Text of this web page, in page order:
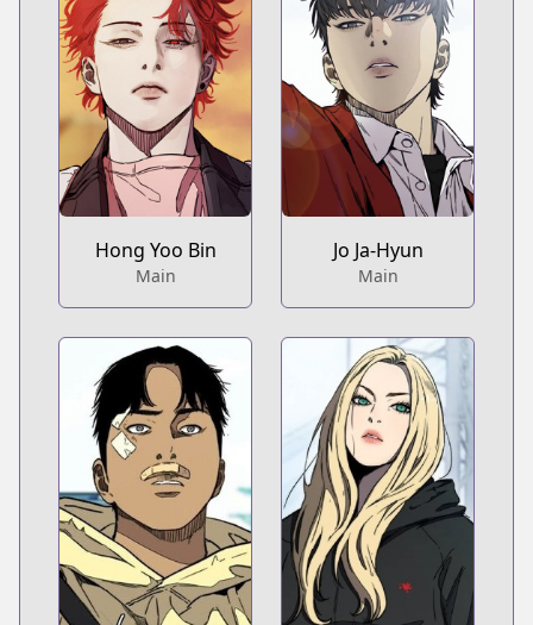
Hong Yoo Bin
Main
Jo Ja-Hyun
Main